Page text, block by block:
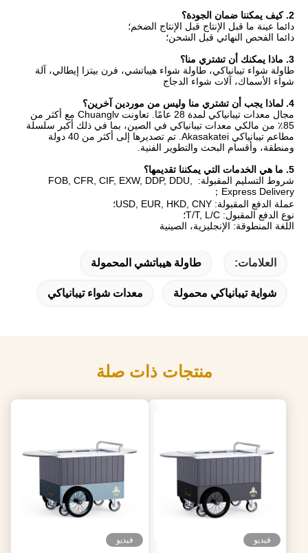
2. كيف يمكننا ضمان الجودة؟
دائما عينة ما قبل الإنتاج قبل الإنتاج الضخم؛
دائما الفحص النهائي قبل الشحن؛
3. ماذا يمكنك أن تشتري منا؟
شواء الأسماك، آلات شواء الدجاج
4. لماذا يجب أن تشتري منا وليس من موردين آخرين؟
ومنطقة، وأقسام البحث والتطوير الفنية.
5. ما هي الخدمات التي يمكننا تقديمها؟
شروط التسليم المقبولة: FOB, CFR, CIF, EXW, DDP, DDU,
Express Delivery；
عملة الدفع المقبولة: USD, EUR, HKD, CNY؛
نوع الدفع المقبول: T/T, L/C؛
اللغة المنطوقة: الإنجليزية، الصينية
العلامات: طاولة هيباتشي المحمولة
شواية تيبانياكي محمولة معدات شواء تيبانياكي
منتجات ذات صلة
فيديو فيديو